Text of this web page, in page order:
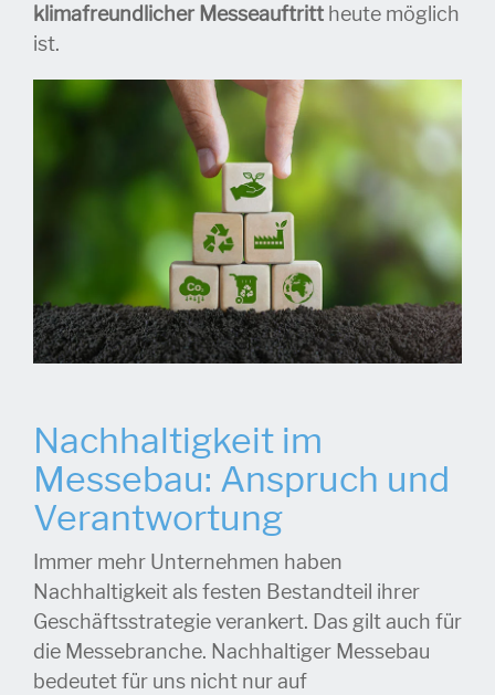
klimafreundlicher Messeauftritt heute möglich
ist.
Nachhaltigkeit im
Messebau: Anspruch und
Verantwortung
Immer mehr Unternehmen haben
Nachhaltigkeit als festen Bestandteil ihrer
Geschäftsstrategie verankert. Das gilt auch für
die Messebranche. Nachhaltiger Messebau
bedeutet für uns nicht nur auf